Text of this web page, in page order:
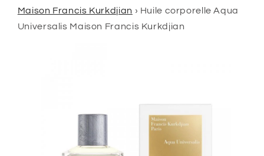
Maison Francis Kurkdjian › Huile corporelle Aqua
Universalis Maison Francis Kurkdjian